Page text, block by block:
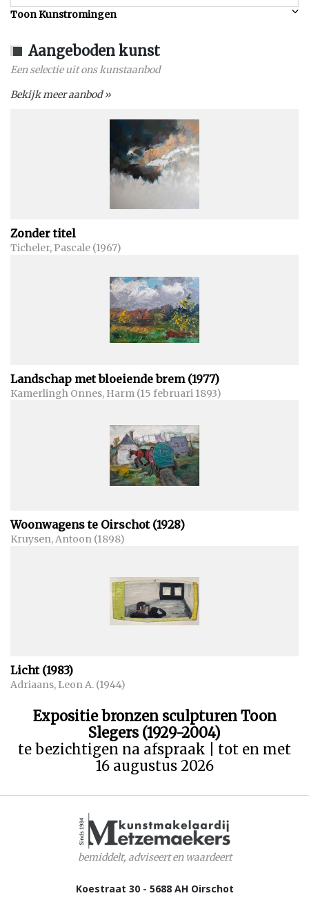
Toon Kunstromingen
Aangeboden kunst
Een selectie uit ons kunstaanbod
Bekijk meer aanbod »
Zonder titel
Ticheler, Pascale (1967)
Landschap met bloeiende brem (1977)
Kamerlingh Onnes, Harm (15 februari 1893)
Woonwagens te Oirschot (1928)
Kruysen, Antoon (1898)
Licht (1983)
Adriaans, Leon A. (1944)
Expositie bronzen sculpturen Toon
Slegers (1929-2004)
te bezichtigen na afspraak | tot en met
16 augustus 2026
bemiddelt, adviseert en waardeert
Koestraat 30 - 5688 AH Oirschot